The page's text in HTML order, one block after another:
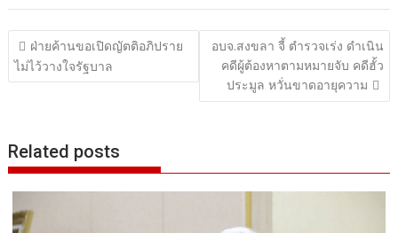
แนะแนว
เรื่อง
ฝ่ายค้านขอเปิดญัตติอภิปราย
ไม่ไว้วางใจรัฐบาล
อบจ.สงขลา จี้ ตำรวจเร่ง ดำเนิน
คดีผู้ต้องหาตามหมายจับ คดีฮั้ว
ประมูล หวั่นขาดอายุความ
Related posts